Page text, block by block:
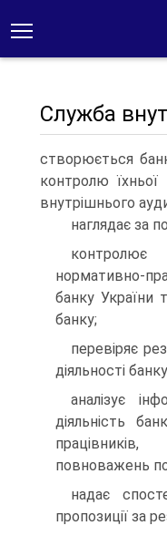
Служба
створюється
контролю
внутрішнього
наглядає за
нормативно-
банку України
банку;
перевіряє
діяльності
аналізує
діяльність
повноважень
надає
пропозиції за